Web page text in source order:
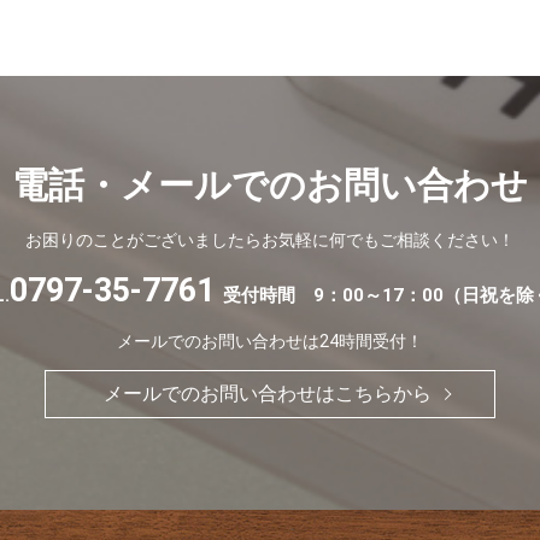
電話・メールでのお問い合わせ
お困りのことがございましたらお気軽に何でもご相談ください！
0797-35-7761 受付時間 9：00～17：00（日祝を除
メールでのお問い合わせは24時間受付！
メールでのお問い合わせはこちらから